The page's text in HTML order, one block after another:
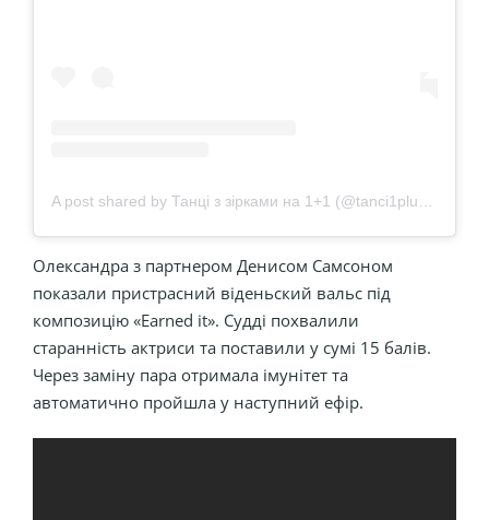
Олександра з партнером Денисом Самсоном
показали пристрасний віденьский вальс під
композицію «Earned it». Судді похвалили
старанність актриси та поставили у сумі 15 балів.
Через заміну пара отримала імунітет та
автоматично пройшла у наступний ефір.